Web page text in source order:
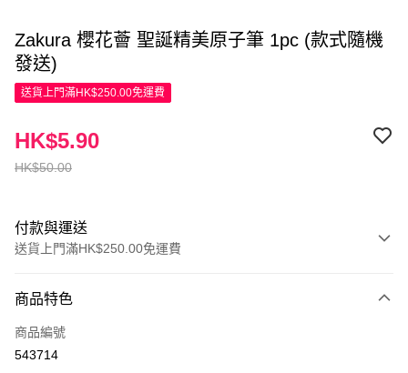
Zakura 櫻花薈 聖誕精美原子筆 1pc (款式隨機
發送)
送貨上門滿HK$250.00免運費
HK$50.00
HK$5.90
付款與運送
送貨上門滿HK$250.00免運費
信用卡
Apple Pay
商品特色
商品編號
543714